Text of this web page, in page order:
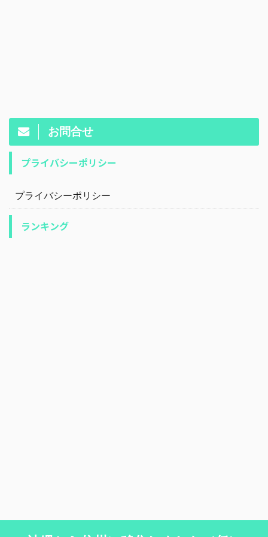
お問合せ
プライバシーポリシー
プライバシーポリシー
ランキング